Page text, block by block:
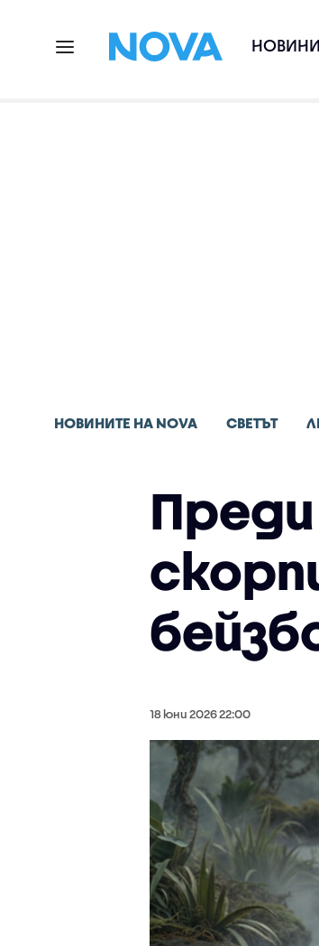
НОВИНИ
НОВИНИТЕ НА NOVA СВЕТЪТ
18 юни 2026 22:00